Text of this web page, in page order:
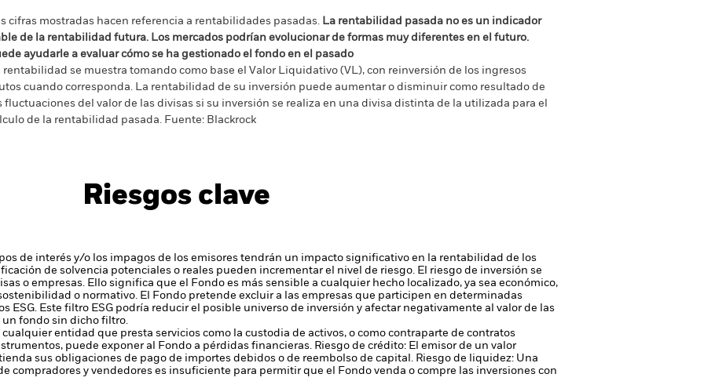
cifras mostradas hacen referencia a rentabilidades pasadas. La rentabilidad pasada no es un indicador
de la rentabilidad futura. Los mercados podrían evolucionar de formas muy diferentes en el futuro.
ayudarle a evaluar cómo se ha gestionado el fondo en el pasado
rentabilidad se muestra tomando como base el Valor Liquidativo (VL), con reinversión de los ingresos
cuando corresponda. La rentabilidad de su inversión puede aumentar o disminuir como resultado de
fluctuaciones del valor de las divisas si su inversión se realiza en una divisa distinta de la utilizada para el
de la rentabilidad pasada. Fuente: Blackrock
Riesgos clave
de interés y/o los impagos de los emisores tendrán un impacto significativo en la rentabilidad de los
de solvencia potenciales o reales pueden incrementar el nivel de riesgo. El riesgo de inversión se
o empresas. Ello significa que el Fondo es más sensible a cualquier hecho localizado, ya sea económico,
o normativo. El Fondo pretende excluir a las empresas que participen en determinadas
ESG. Este filtro ESG podría reducir el posible universo de inversión y afectar negativamente al valor de las
un fondo sin dicho filtro.
entidad que presta servicios como la custodia de activos, o como contraparte de contratos
puede exponer al Fondo a pérdidas financieras. Riesgo de crédito: El emisor de un valor
sus obligaciones de pago de importes debidos o de reembolso de capital. Riesgo de liquidez: Una
compradores y vendedores es insuficiente para permitir que el Fondo venda o compre las inversiones con